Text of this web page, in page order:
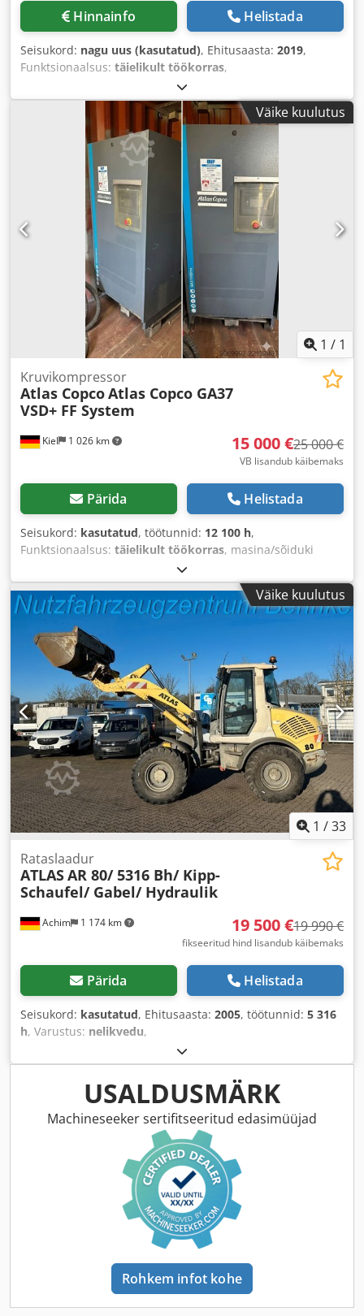
Hinnainfo Helistada
Seisukord: nagu uus (kasutatud), Ehitusaasta: 2019,
Funktsionaalsus: täielikult töökorras,
Väike kuulutus
1 / 1
Kiel 1 026 km
Kruvikompressor
Atlas CopcoAtlas Copco GA37
VSD+ FF System
15 000 €25 000 €
VB lisandub käibemaks
Pärida Helistada
Seisukord: kasutatud, töötunnid: 12 100 h,
Funktsionaalsus: täielikult töökorras, masina/sõiduki
Väike kuulutus
1 /33
Achim 1 174 km
Rataslaadur
ATLASAR 80/ 5316 Bh/ Kipp-
Schaufel/ Gabel/ Hydraulik
19 500 €19 990 €
fikseeritud hind lisandub käibemaks
Pärida Helistada
Seisukord: kasutatud, Ehitusaasta: 2005, töötunnid: 5 316
h, Varustus: nelikvedu,
USALDUSMÄRK
Machineseeker sertifitseeritud edasimüüjad
Rohkem infot kohe